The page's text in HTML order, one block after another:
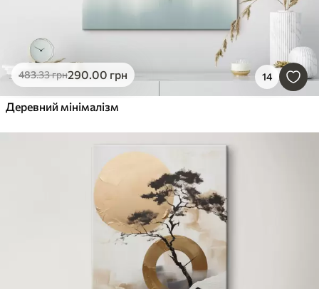
483.33грн290.00 грн 14
Деревний мінімалізм